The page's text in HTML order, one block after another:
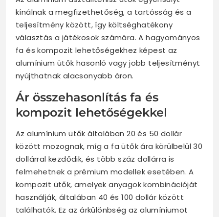
kínálnak a megfizethetőség, a tartósság és a
teljesítmény között, így költséghatékony
választás a játékosok számára. A hagyományos
fa és kompozit lehetőségekhez képest az
alumínium ütők hasonló vagy jobb teljesítményt
nyújthatnak alacsonyabb áron.
Ár összehasonlítás fa és
kompozit lehetőségekkel
Az alumínium ütők általában 20 és 50 dollár
között mozognak, míg a fa ütők ára körülbelül 30
dollárral kezdődik, és több száz dollárra is
felmehetnek a prémium modellek esetében. A
kompozit ütők, amelyek anyagok kombinációját
használják, általában 40 és 100 dollár között
találhatók. Ez az árkülönbség az alumíniumot